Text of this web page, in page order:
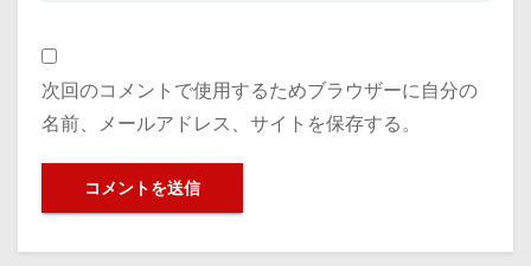
次回のコメントで使用するためブラウザーに自分の
名前、メールアドレス、サイトを保存する。